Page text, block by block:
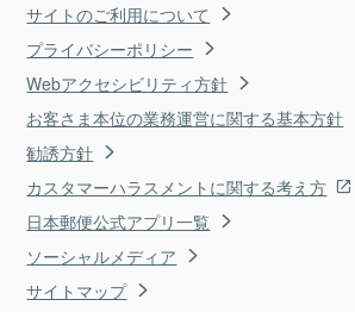
サイトのご利用について
プライバシーポリシー
Webアクセシビリティ方針
お客さま本位の業務運営に関する基本方針
勧誘方針
カスタマーハラスメントに関する考え方
日本郵便公式アプリ一覧
ソーシャルメディア
サイトマップ